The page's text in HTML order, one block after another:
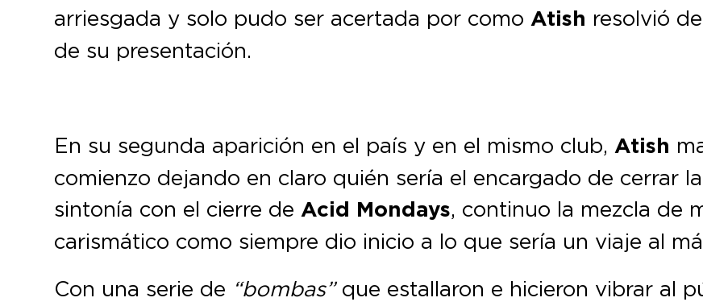
arriesgada y solo pudo ser acertada por como Atish resolvió
de su presentación.
En su segunda aparición en el país y en el mismo club, Atish
comienzo dejando en claro quién sería el encargado de cerrar
sintonía con el cierre de Acid Mondays, continuo la mezcla de
carismático como siempre dio inicio a lo que sería un viaje al
Con una serie de “bombas”que estallaron e hicieron vibrar al